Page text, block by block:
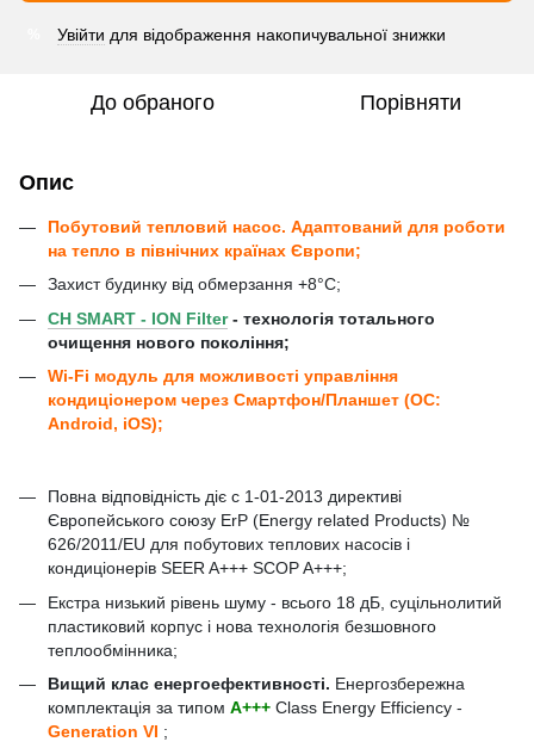
Увійти для відображення накопичувальної знижки
До обраного Порівняти
Опис
Побутовий тепловий насос. Адаптований для роботи
на тепло в північних країнах Європи;
Захист будинку від обмерзання +8°C;
CH SMART - ION Filter - технологія тотального
очищення нового покоління;
Wi-Fi модуль для можливості управління
кондиціонером через Смартфон/Планшет (ОС:
Android, iOS);
Повна відповідність діє c 1-01-2013 директиві
Європейського союзу ErP (Energy related Products) №
626/2011/EU для побутових теплових насосів і
кондиціонерів SEER A+++ SCOP A+++;
Екстра низький рівень шуму - всього 18 дБ, суцільнолитий
пластиковий корпус і нова технологія безшовного
теплообмінника;
Вищий клас енергоефективності. Енергозбережна
комплектація за типом A+++ Class Energy Efficiency -
Generation VI ;